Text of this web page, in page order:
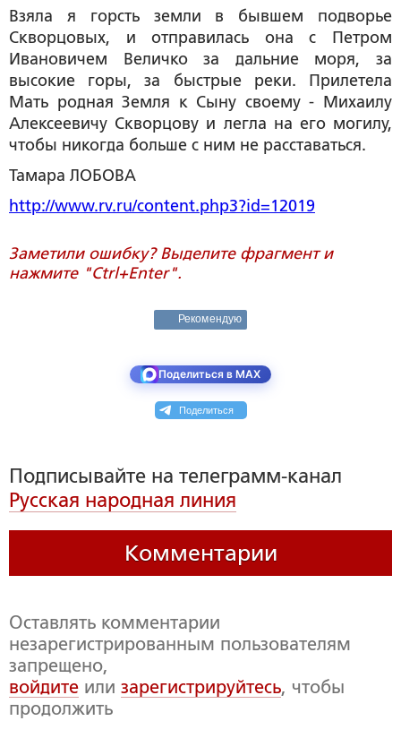
Взяла я горсть земли в бывшем подворье
Скворцовых, и отправилась она с Петром
Ивановичем Величко за дальние моря, за
высокие горы, за быстрые реки. Прилетела
Мать родная Земля к Сыну своему - Михаилу
Алексеевичу Скворцову и легла на его могилу,
чтобы никогда больше с ним не расставаться.
Тамара ЛОБОВА
http://www.rv.ru/content.php3?id=12019
Заметили ошибку? Выделите фрагмент и
нажмите "Ctrl+Enter".
Рекомендую
Поделиться в MAX
Поделиться
Подписывайте на телеграмм-канал
Русская народная линия
Комментарии
Оставлять комментарии
незарегистрированным пользователям
запрещено,
войдите или зарегистрируйтесь, чтобы
продолжить